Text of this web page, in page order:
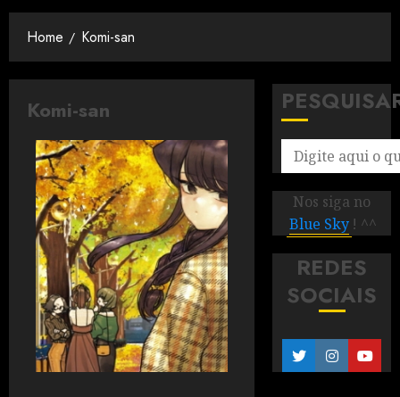
Home Komi-san
Komi-san
Nos siga no
Blue Sky ! ^^
REDES
SOCIAIS